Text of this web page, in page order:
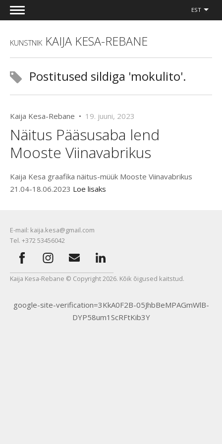
EST
KUNSTNIK KAIJA KESA-REBANE
Postitused sildiga 'mokulito'.
Kaija Kesa-Rebane • 19. juuni, 2023
Näitus Pääsusaba lend
Mooste Viinavabrikus
Kaija Kesa graafika näitus-müük Mooste Viinavabrikus
21.04-18.06.2023 Loe lisaks
E-mail: kaija.kesa@gmail.com
Tel. +372 53456042
Kaija Kesa-Rebane © Copyright 2026. Kõik õigused kaitstud.
google-site-verification=3KkA0F2B-05JhbBeMPAGmWlB-
DYP58um1ScRFtKib3Y